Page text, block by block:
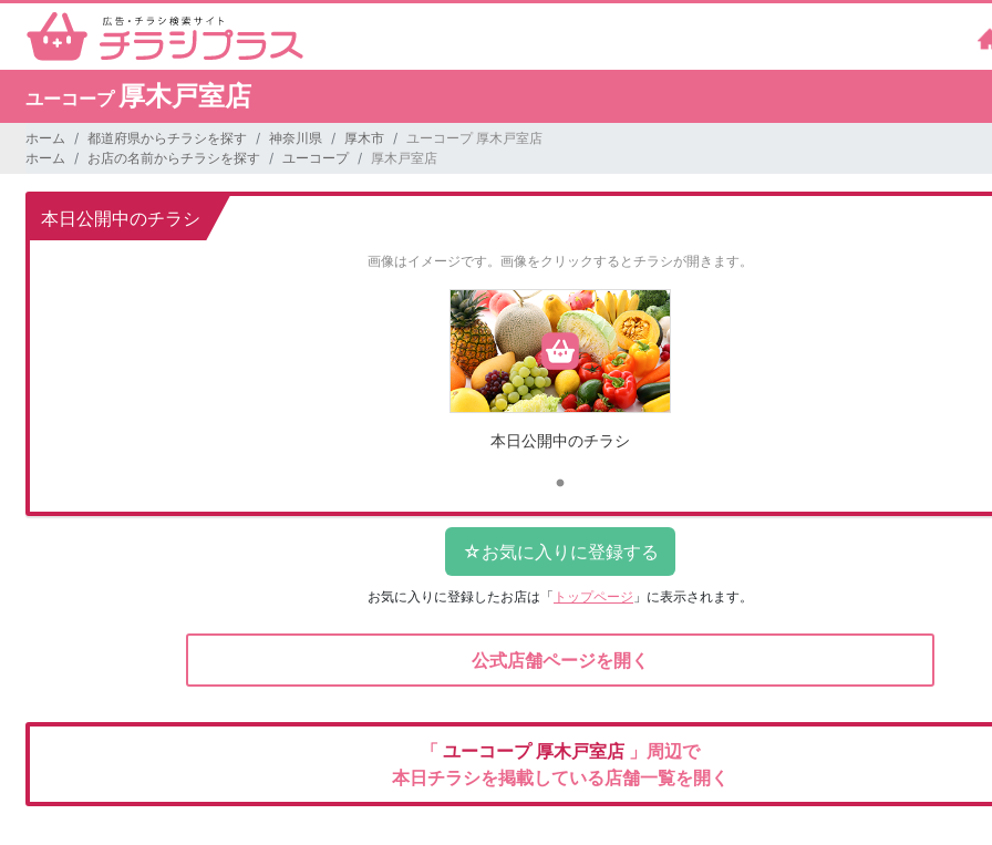
ユーコープ 厚木戸室店
ホーム 都道府県からチラシを探す 神奈川県 厚木市
ユーコープ 厚木戸室店
ホーム
お店の名前からチラシを探す ユーコープ 厚木戸室店
本日公開中のチラシ
画像はイメージです。 画像をクリックするとチラシが開きます。
本日公開中のチラシ
お気に入りに登録したお店は 「 トップページ 」に表示されます。
公式店舗ページを開く
「 ユーコープ 厚木戸室店 」周辺で
本日チラシを掲載している店舗一覧を開く